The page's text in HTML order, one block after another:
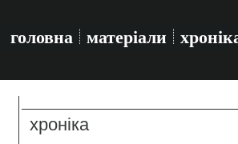
головна матеріали
хроніка